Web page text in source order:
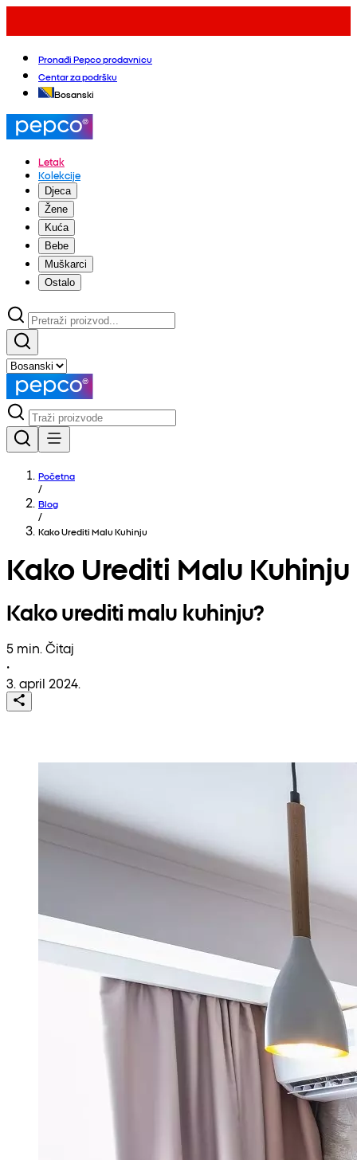
Pronađi Pepco prodavnicu
Centar za podršku
Bosanski
Letak
Kolekcije
Djeca
Žene
Kuća
Bebe
Muškarci
Ostalo
Početna
/
Blog
/
Kako Urediti Malu Kuhinju
Kako Urediti Malu Kuhinju
Kako urediti malu kuhinju?
5 min. Čitaj
•
3. april 2024.